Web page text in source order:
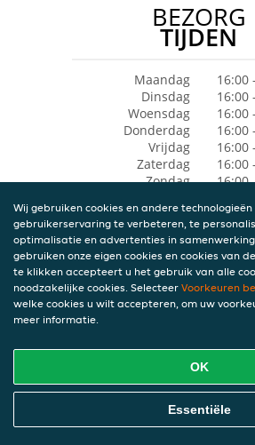
BEZORG
TIJDEN
Maandag
16:00
Dinsdag
16:00
Woensdag
16:00
Donderdag
16:00
Vrijdag
16:00
Zaterdag
16:00
Zondag
16:00
Wij gebruiken cookies en andere technologieën
gebruikerservaring te verbeteren, te
optimalisatie en advertenties in
gebruiken onze eigen cookies en cookies van
te klikken accepteert u het gebruik van alle
noodzakelijke cookies. Selecteer Voorkeuren
welke cookies u wilt accepteren, om uw
meer informatie.
OK
Essentiële